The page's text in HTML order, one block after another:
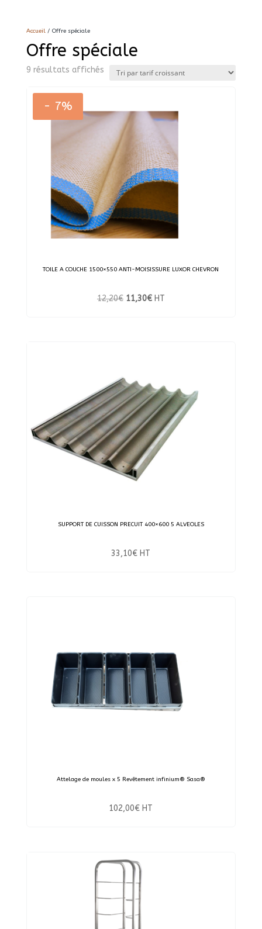
Accueil/ Offre spéciale
Offre spéciale
9 résultats affichésTrié
- 7%
TOILE A COUCHE 1500×550 ANTI-MOISISSURE LUXOR CHEVRON
12,20€ Le
11,30€LeHT
SUPPORT DE CUISSON PRECUIT 400×600 5 ALVEOLES
33,10€ HT
Attelage de moules x 5 Revêtement infinium® Sasa®
102,00€ HT